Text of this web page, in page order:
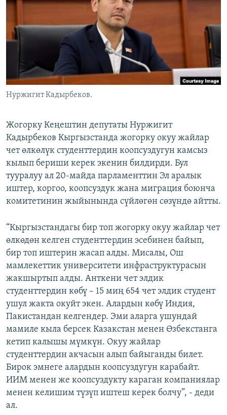
ЭЕ/АРнун бардык сайттары
Нуржигит Кадырбеков.
Жогорку Кеңештин депутаты Нуржигит
Кадырбеков Кыргызстанда жогорку окуу жайлар
чет өлкөлүк студенттердин коопсуздугун камсыз
кылып бериши керек экенин билдирди. Бул
тууралуу ал 20-майда парламенттин Эл аралык
иштер, коргоо, коопсуздук жана миграция боюнча
комитетинин жыйынында сүйлөгөн сөзүндө айтты.
“Кыргызстандагы бир топ жогорку окуу жайлар чет
өлкөдөн келген студенттердин эсебинен байып,
бир топ иштерин жасап алды. Мисалы, Ош
мамлекеттик университети инфраструктурасын
жакшыртып алды. Анткени чет элдик
студенттердин көбү – 15 миң 654 чет элдик студент
ушул жакта окуйт экен. Алардын көбү Индия,
Пакистандан келгендер. Эми аларга ушундай
мамиле кыла берсек Казакстан менен Өзбекстанга
кетип калышы мүмкүн. Окуу жайлар
студенттердин акчасын алып байыганды билет.
Бирок эмнеге алардын коопсуздугун карабайт.
ИИМ менен же коопсуздукту караган компаниялар
менен келишим түзүп иштеш керек болчу”, - деди
ал.